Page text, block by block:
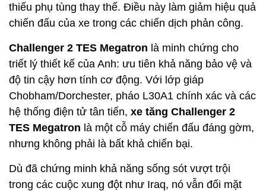
thiếu phụ tùng thay thế. Điều này làm giảm hiệu quả
chiến đấu của xe trong các chiến dịch phản công.
Challenger 2 TES Megatron là minh chứng cho
triết lý thiết kế của Anh: ưu tiên khả năng bảo vệ và
độ tin cậy hơn tính cơ động. Với lớp giáp
Chobham/Dorchester, pháo L30A1 chính xác và các
hệ thống điện tử tân tiến, xe tăng Challenger 2
TES Megatron là một cỗ máy chiến đấu đáng gờm,
nhưng không phải là bất khả chiến bại.
Dù đã chứng minh khả năng sống sót vượt trội
trong các cuộc xung đột như Iraq, nó vẫn đối mặt